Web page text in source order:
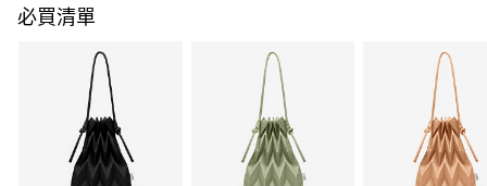
購買商品的店家。未經商家同意取消之訂單仍視為有效，需透過AFTEE先享
※ 交易是否成功請以「AFTEE先享後付 」之結帳頁面顯示為準，若有關於
是否繳費成功／繳費後需取消欲退款等相關疑問，請聯繫「AFTEE先享後付
客戶支援中心」
https://netprotections.freshdesk.com/support/home
【注意事項】
１．透過由恩沛科技股份有限公司提供之「AFTEE先享後付」服務完成之交
易，需依本服務之必要範圍內提供個人資料，並將交易相關給付款項請求債
每筆NT$100，滿NT$1,500(含以上)免運費
付款後7-11取貨
每筆NT$100，滿NT$1,500(含以上)免運費
每筆NT$100，滿NT$1,500(含以上)免運費
必買清單